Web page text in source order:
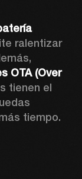
ralentizar
OTA (Over
tienen el
tiempo.